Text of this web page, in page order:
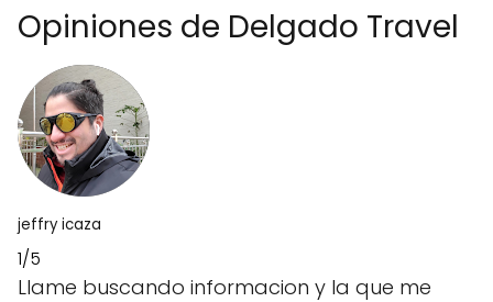
Opiniones de Delgado Travel
jeffry icaza
1/5
Llame buscando informacion y la que me